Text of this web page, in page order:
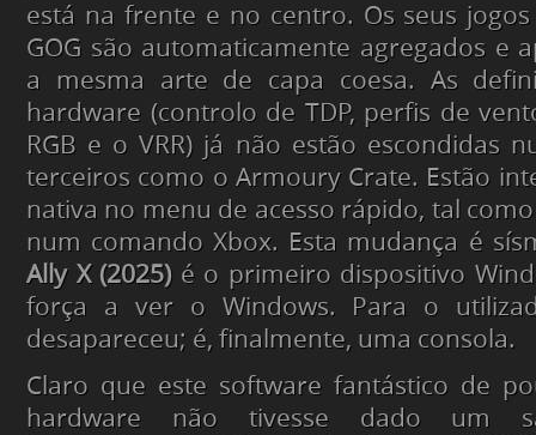
está na frente e no centro. Os seus
GOG são automaticamente agregados e
a mesma arte de capa coesa. As
hardware (controlo de TDP, perfis de
RGB e o VRR) já não estão escondidas
terceiros como o Armoury Crate. Estão
nativa no menu de acesso rápido, tal
num comando Xbox. Esta mudança é
Ally X (2025)é o primeiro dispositivo
força a vero Windows. Para o
desapareceu; é, finalmente, uma consola.
Claro que este software fantástico de
hardware não tivesse dado um